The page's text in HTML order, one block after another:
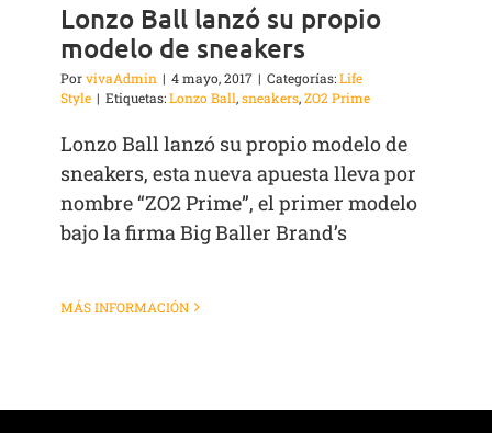
Lonzo Ball lanzó su propio
modelo de sneakers
PorvivaAdmin | 4 mayo, 2017 | Categorías:Life
Style | Etiquetas:Lonzo Ball,sneakers,ZO2 Prime
Lonzo Ball lanzó su propio modelo de
sneakers, esta nueva apuesta lleva por
nombre “ZO2 Prime”, el primer modelo
bajo la firma Big Baller Brand’s
MÁS INFORMACIÓN